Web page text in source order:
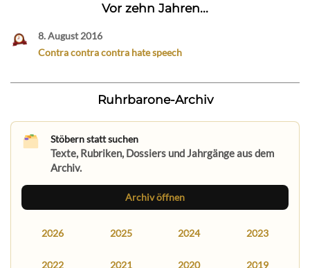
Vor zehn Jahren...
8. August 2016
Contra contra contra hate speech
Ruhrbarone-Archiv
Stöbern statt suchen
Texte, Rubriken, Dossiers und Jahrgänge aus dem
Archiv.
Archiv öffnen
2026 2025 2024 2023
2022 2021 2020 2019